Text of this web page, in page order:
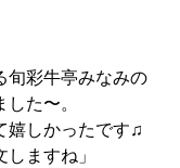
旬彩牛亭みなみの
た〜。
嬉しかったです♫
ますね」